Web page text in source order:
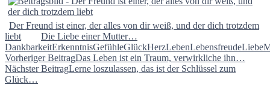
Der Freund ist einer, der alles von dir weiß, und der dich trotzdem
liebt
Die Liebe einer Mutter…
DankbarkeitErkenntnisGefühleGlückHerzLebenLebensfreudeLiebe
Beitragsnavigation
Vorheriger BeitragDas Leben ist ein Traum, verwirkliche ihn…
Nächster BeitragLerne loszulassen, das ist der Schlüssel zum
Glück…